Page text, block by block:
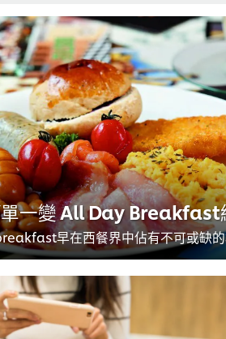
一變 All Day Breakfast